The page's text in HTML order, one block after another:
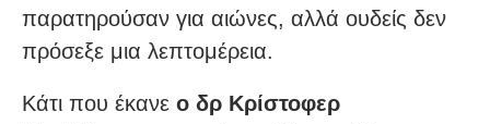
παρατηρούσαν για αιώνες, αλλά ουδείς δεν
πρόσεξε μια λεπτομέρεια.
Κάτι που έκανε ο δρ Κρίστοφερ